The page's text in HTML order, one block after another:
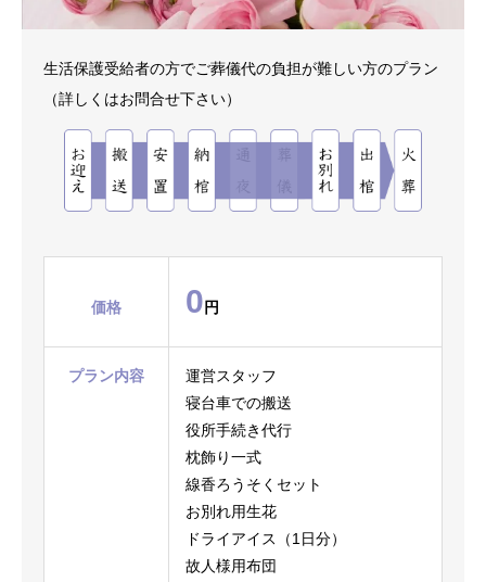
生活保護受給者の方でご葬儀代の負担が難しい方のプラン
（詳しくはお問合せ下さい）
価格 0 円
プラン内容
運営スタッフ
寝台車での搬送
役所手続き代行
枕飾り一式
線香ろうそくセット
お別れ用生花
ドライアイス（1日分）
故人様用布団